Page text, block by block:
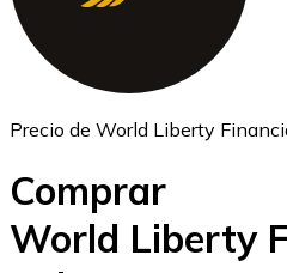
Precio de World Liberty
Comprar
World Liberty